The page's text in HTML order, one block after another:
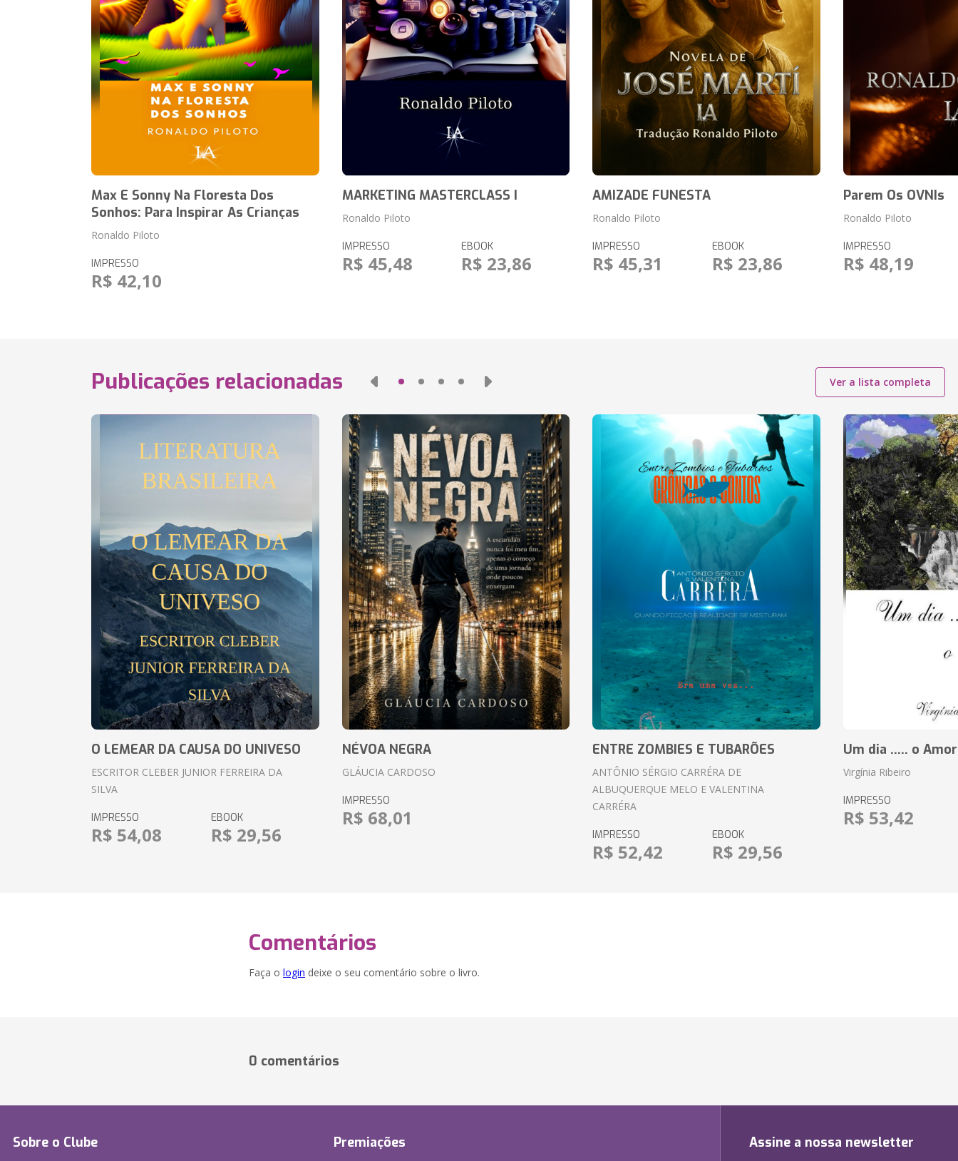
Max E Sonny Na Floresta Dos
Sonhos: Para Inspirar As Crianças
Ronaldo Piloto
IMPRESSO
R$ 42,10
MARKETING MASTERCLASS I
Ronaldo Piloto
IMPRESSO
R$ 45,48
EBOOK
R$ 23,86
AMIZADE FUNESTA
Ronaldo Piloto
IMPRESSO
R$ 45,31
EBOOK
R$ 23,86
Parem Os OVNIs
Ronaldo Piloto
IMPRESSO
R$ 48,19
Publicações relacionadas Ver a lista completa
O LEMEAR DA CAUSA DO UNIVESO
ESCRITOR CLEBER JUNIOR FERREIRA DA
SILVA
IMPRESSO
R$ 54,08
EBOOK
R$ 29,56
NÉVOA NEGRA
GLÁUCIA CARDOSO
IMPRESSO
R$ 68,01
ENTRE ZOMBIES E TUBARÕES
ANTÔNIO SÉRGIO CARRÉRA DE
ALBUQUERQUE MELO E VALENTINA
CARRÉRA
IMPRESSO
R$ 52,42
EBOOK
R$ 29,56
Um dia ..... o Amor
Virgínia Ribeiro
IMPRESSO
R$ 53,42
Comentários
Faça o login deixe o seu comentário sobre o livro.
0 comentários
Sobre o Clube Premiações Assine a nossa newsletter